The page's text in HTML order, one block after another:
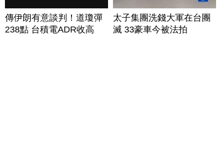
傳伊朗有意談判！道瓊彈
238點 台積電ADR收高
太子集團洗錢大軍在台團
滅 33豪車今被法拍